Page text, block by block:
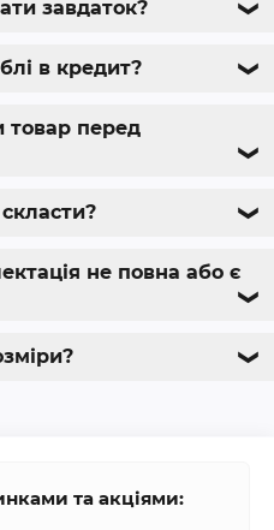
завдаток? ❯
в кредит? ❯
товар перед
❯
❯
не повна або є
❯
❯
та акціями: